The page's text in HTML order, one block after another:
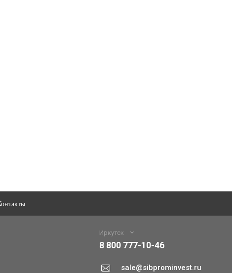
Иркутск
8 800 777-10-46
sale@sibprominvest.ru